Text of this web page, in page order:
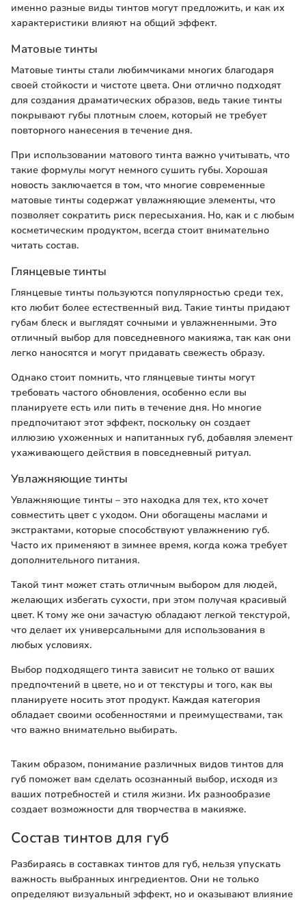
именно разные виды тинтов могут предложить, и как их
характеристики влияют на общий эффект.
Матовые тинты
Матовые тинты стали любимчиками многих благодаря
своей стойкости и чистоте цвета. Они отлично подходят
для создания драматических образов, ведь такие тинты
покрывают губы плотным слоем, который не требует
повторного нанесения в течение дня.
При использовании матового тинта важно учитывать, что
такие формулы могут немного сушить губы. Хорошая
новость заключается в том, что многие современные
матовые тинты содержат увлажняющие элементы, что
позволяет сократить риск пересыхания. Но, как и с любым
косметическим продуктом, всегда стоит внимательно
читать состав.
Глянцевые тинты
Глянцевые тинты пользуются популярностью среди тех,
кто любит более естественный вид. Такие тинты придают
губам блеск и выглядят сочными и увлажненными. Это
отличный выбор для повседневного макияжа, так как они
легко наносятся и могут придавать свежесть образу.
Однако стоит помнить, что глянцевые тинты могут
требовать частого обновления, особенно если вы
планируете есть или пить в течение дня. Но многие
предпочитают этот эффект, поскольку он создает
иллюзию ухоженных и напитанных губ, добавляя элемент
ухаживающего действия в повседневный ритуал.
Увлажняющие тинты
Увлажняющие тинты – это находка для тех, кто хочет
совместить цвет с уходом. Они обогащены маслами и
экстрактами, которые способствуют увлажнению губ.
Часто их применяют в зимнее время, когда кожа требует
дополнительного питания.
Такой тинт может стать отличным выбором для людей,
желающих избегать сухости, при этом получая красивый
цвет. К тому же они зачастую обладают легкой текстурой,
что делает их универсальными для использования в
любых условиях.
Выбор подходящего тинта зависит не только от ваших
предпочтений в цвете, но и от текстуры и того, как вы
планируете носить этот продукт. Каждая категория
обладает своими особенностями и преимуществами, так
что важно внимательно выбирать.
Таким образом, понимание различных видов тинтов для
губ поможет вам сделать осознанный выбор, исходя из
ваших потребностей и стиля жизни. Их разнообразие
создает возможности для творчества в макияже.
Состав тинтов для губ
Разбираясь в составках тинтов для губ, нельзя упускать
важность выбранных ингредиентов. Они не только
определяют визуальный эффект, но и оказывают влияние